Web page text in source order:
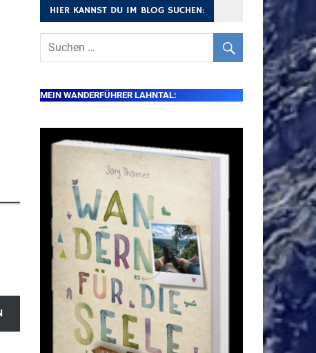
HIER KANNST DU IM BLOG SUCHEN:
MEIN WANDERFÜHRER LAHNTAL: